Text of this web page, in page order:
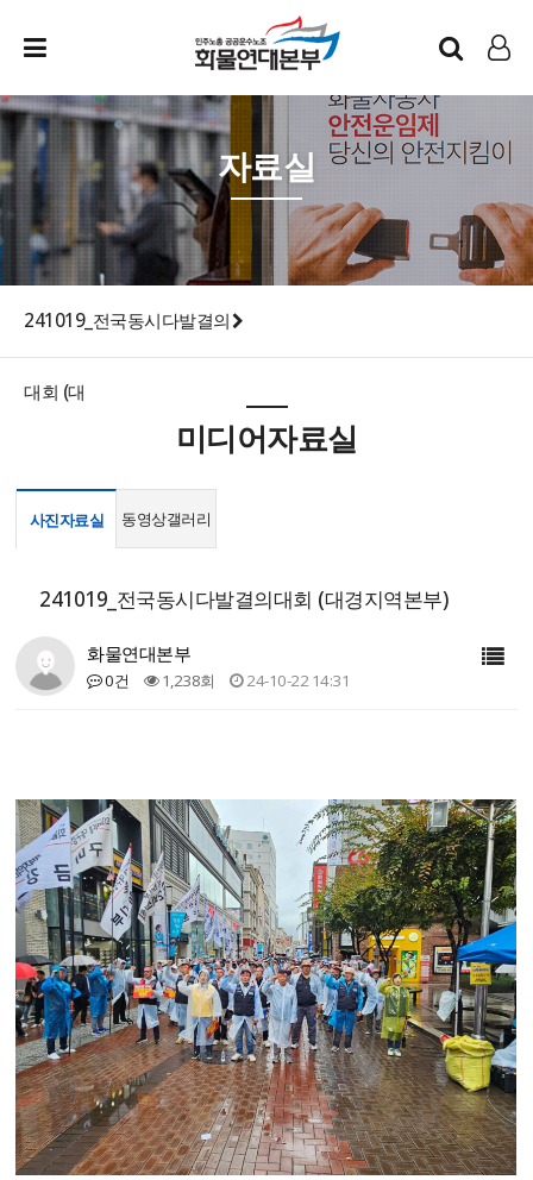
인트라넷
LOG IN
자료실
241019_전국동시다발결의
대회 (대
미디어자료실
사진자료실 동영상갤러리
241019_전국동시다발결의대회 (대경지역본부)
화물연대본부
0건 1,238회 24-10-22 14:31